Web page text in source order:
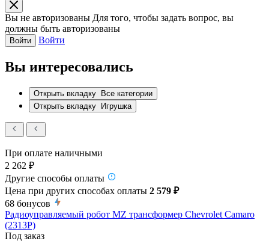
Вы не авторизованы Для того, чтобы задать вопрос, вы
должны быть авторизованы
Войти Войти
Вы интересовались
Открыть вкладку Все категории
Открыть вкладку Игрушка
При оплате наличными
2 262 ₽
Другие способы оплаты
Цена при других способах оплаты 2 579 ₽
68 бонусов
Радиоуправляемый робот MZ трансформер Chevrolet Camaro
(2313P)
Под заказ